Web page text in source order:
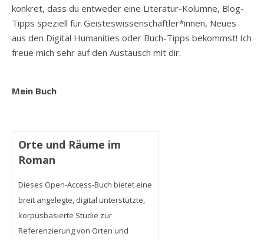
konkret, dass du entweder eine Literatur-Kolumne, Blog-
Tipps speziell für Geisteswissenschaftler*innen, Neues
aus den Digital Humanities oder Buch-Tipps bekommst! Ich
freue mich sehr auf den Austausch mit dir.
Mein Buch
Orte und Räume im
Roman
Dieses Open-Access-Buch bietet eine
breit angelegte, digital unterstützte,
korpusbasierte Studie zur
Referenzierung von Orten und